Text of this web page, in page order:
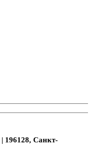
| 196128, Санкт-